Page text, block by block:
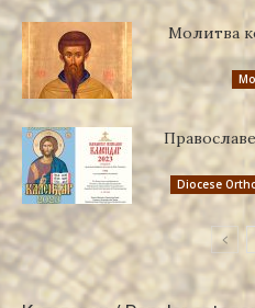
Молитва
Diocese